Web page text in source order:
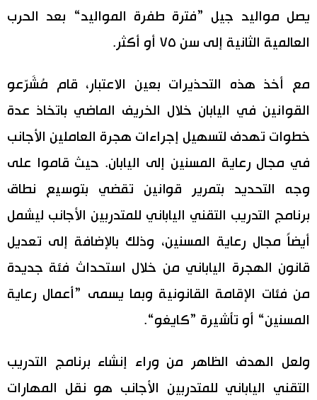
يصل مواليد جيل ”فترة طفرة المواليد“ بعد الحرب
العالمية الثانية إلى سن ٧٥ أو أكثر.
مع أخذ هذه التحذيرات بعين الاعتبار، قام مُشَرّعو
القوانين في اليابان خلال الخريف الماضي باتخاذ عدة
خطوات تهدف لتسهيل إجراءات هجرة العاملين الأجانب
في مجال رعاية المسنين إلى اليابان. حيث قاموا على
وجه التحديد بتمرير قوانين تقضي بتوسيع نطاق
برنامج التدريب التقني الياباني للمتدربين الأجانب ليشمل
أيضاً مجال رعاية المسنين، وذلك بالإضافة إلى تعديل
قانون الهجرة الياباني من خلال استحداث فئة جديدة
من فئات الإقامة القانونية وبما يسمى ”أعمال رعاية
المسنين“ أو تأشيرة ”كايغو“.
ولعل الهدف الظاهر من وراء إنشاء برنامج التدريب
التقني الياباني للمتدربين الأجانب هو نقل المهارات